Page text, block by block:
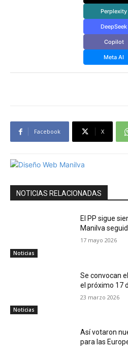
Perplexity
DeepSeek
Copilot
Meta AI
Facebook X
NOTICIAS RELACIONADAS
Noticias
El PP sigue
Manilva
17 mayo 2026
Noticias
Se convocan
el próximo 17
23 marzo 2026
Así votaron
para las